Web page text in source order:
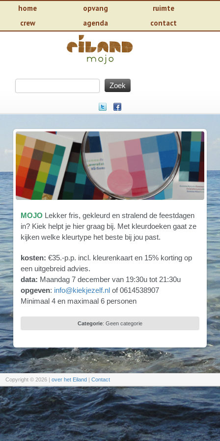
home opvang
ruimte
crew
agenda contact
MOJO Lekker fris, gekleurd en stralend de feestdagen
in? Kiek helpt je hier graag bij. Met kleurdoeken gaat ze
kijken welke kleurtype het beste bij jou past.
kosten: €35.-p.p. incl. kleurenkaart en 15% korting op
een uitgebreid advies.
data: Maandag 7 december van 19:30u tot 21:30u
opgeven: info@kiekjezelf.nlof 0614538907
Minimaal 4 en maximaal 6 personen
Categorie: Geen categorie
Copyright © 2026 |over het Eiland |Contact